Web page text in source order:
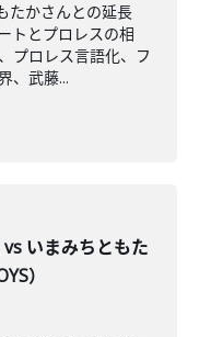
たかさんとの延長
トとプロレスの相
プロレス言語化、フ
、武藤...
いまみちともた
）